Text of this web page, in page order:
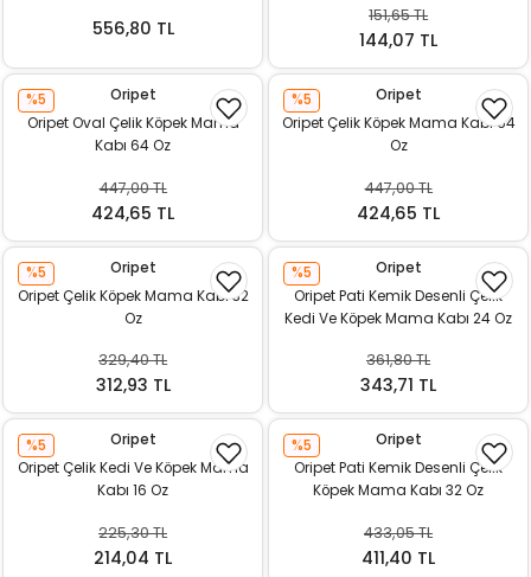
556,80 TL
151,65 TL
144,07 TL
%5
Oripet
Oripet Oval Çelik Köpek Mama
Kabı 64 Oz
447,00 TL
424,65 TL
%5
Oripet
Oripet Çelik Köpek Mama Kabı 64
Oz
447,00 TL
424,65 TL
%5
Oripet
Oripet Çelik Köpek Mama Kabı 32
Oz
329,40 TL
312,93 TL
%5
Oripet
Oripet Pati Kemik Desenli Çelik
Kedi Ve Köpek Mama Kabı 24 Oz
361,80 TL
343,71 TL
%5
Oripet
Oripet Çelik Kedi Ve Köpek Mama
Kabı 16 Oz
225,30 TL
214,04 TL
%5
Oripet
Oripet Pati Kemik Desenli Çelik
Köpek Mama Kabı 32 Oz
433,05 TL
411,40 TL